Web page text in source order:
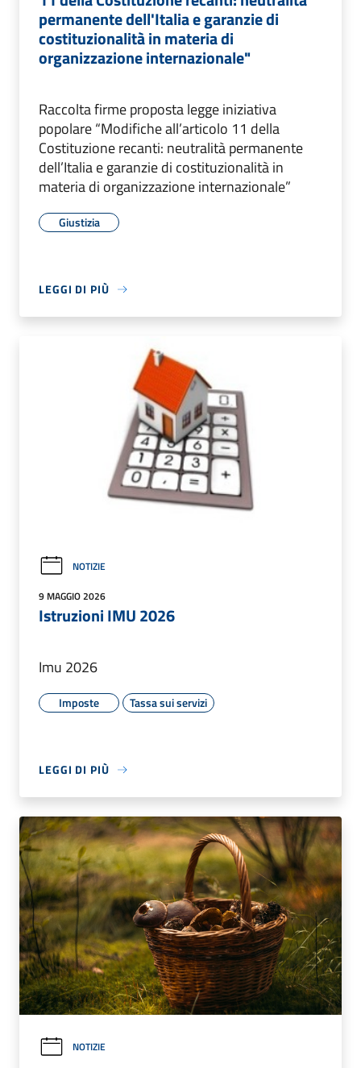
permanente dell'Italia e garanzie di
costituzionalità in materia di
organizzazione internazionale"
Raccolta firme proposta legge iniziativa
popolare “Modifiche all’articolo 11 della
Costituzione recanti: neutralità permanente
dell’Italia e garanzie di costituzionalità in
materia di organizzazione internazionale”
Giustizia
LEGGI DI PIÙ
NOTIZIE
9 MAGGIO 2026
Istruzioni IMU 2026
Imu 2026
Imposte Tassa sui servizi
LEGGI DI PIÙ
NOTIZIE